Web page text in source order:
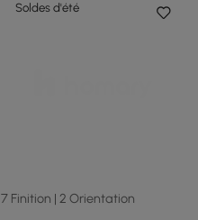
Soldes d'été
7 Finition | 2 Orientation